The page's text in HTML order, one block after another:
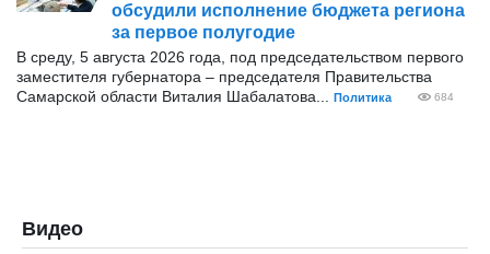
обсудили исполнение бюджета региона
за первое полугодие
В среду, 5 августа 2026 года, под председательством первого
заместителя губернатора – председателя Правительства
Самарской области Виталия Шабалатова...
Политика 684
Видео